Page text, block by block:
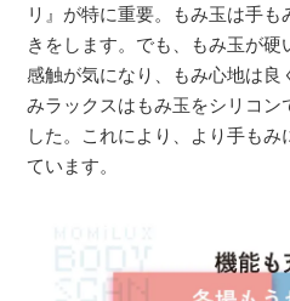
リ』が特に重要。もみ玉は手
きをします。でも、もみ玉が
感触が気になり、もみ心地は良
みラックスはもみ玉をシリコン
した。これにより、より手も
ています。